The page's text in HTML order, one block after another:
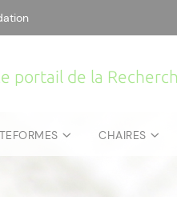
portail de la
CHAIRES